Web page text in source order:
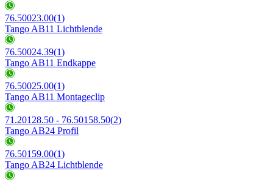
76.50023.00(1)
Tango AB11 Lichtblende
76.50024.39(1)
Tango AB11 Endkappe
76.50025.00(1)
Tango AB11 Montageclip
71.20128.50 - 76.50158.50(2)
Tango AB24 Profil
76.50159.00(1)
Tango AB24 Lichtblende